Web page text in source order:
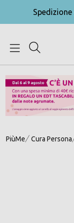
Spedizione
PiùMe Cura Persona